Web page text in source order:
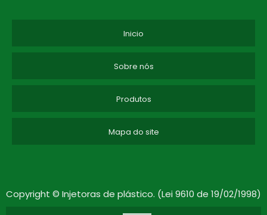
FABRICANTE DE MINI INJETORA DE PLÁSTICO SP
FORNECEDOR DE MÁQUINA INJETORA EM SP
MINI INJETORA DE PLÁSTICO EM SP
Inicio
Sobre nós
Produtos
Mapa do site
Copyright © Injetoras de plástico. (Lei 9610 de 19/02/1998)